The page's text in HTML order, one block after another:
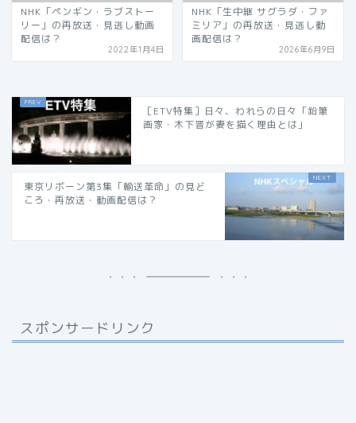
NHK「ペンギン・ラブストー
リー」の再放送・見逃し動画
配信は？
2022年1月4日
NHK「生中継 サグラダ・ファ
ミリア」の再放送・見逃し動
画配信は？
2026年6月9日
［ETV特集］日々、われらの日々「鉛筆
画家・木下晋が妻を描く理由とは」
東京リボーン第3集「輸送革命」の見ど
ころ・再放送・動画配信は？
スポンサードリンク